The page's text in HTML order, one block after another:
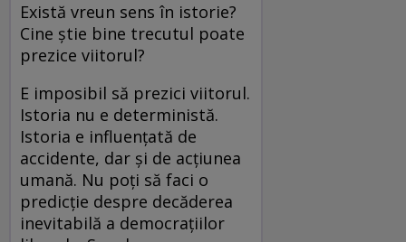
Există vreun sens în istorie?
Cine știe bine trecutul poate
prezice viitorul?
E imposibil să prezici viitorul.
Istoria nu e deterministă.
Istoria e influențată de
accidente, dar și de acțiunea
umană. Nu poți să faci o
predicție despre decăderea
inevitabilă a democrațiilor